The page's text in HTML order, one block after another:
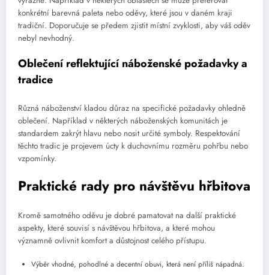
konkrétní barevná paleta nebo oděvy, které jsou v daném kraji
tradiční. Doporučuje se předem zjistit místní zvyklosti, aby váš oděv
nebyl nevhodný.
Oblečení reflektující náboženské požadavky a
tradice
Různá náboženství kladou důraz na specifické požadavky ohledně
oblečení. Například v některých náboženských komunitách je
standardem zakrýt hlavu nebo nosit určité symboly. Respektování
těchto tradic je projevem úcty k duchovnímu rozměru pohřbu nebo
vzpomínky.
Praktické rady pro návštěvu hřbitova
Kromě samotného oděvu je dobré pamatovat na další praktické
aspekty, které souvisí s návštěvou hřbitova, a které mohou
významně ovlivnit komfort a důstojnost celého přístupu.
Výběr vhodné, pohodlné a decentní obuvi, která není příliš nápadná.